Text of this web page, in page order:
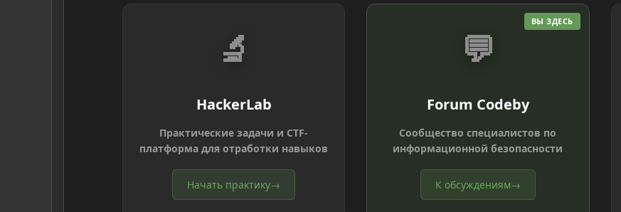
🔬
HackerLab
Практические задачи и CTF-
платформа для отработки навыков
Начать практику→
ВЫ ЗДЕСЬ
💬
Forum Codeby
Сообщество специалистов по
информационной безопасности
К обсуждениям→